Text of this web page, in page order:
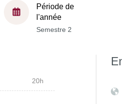
Période de
l'année
Semestre 2
20h